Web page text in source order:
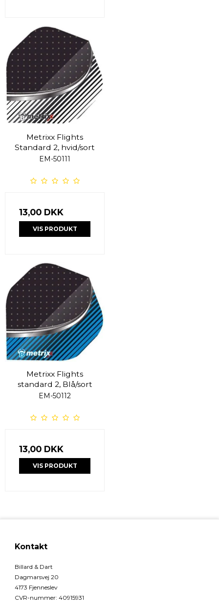
Metrixx Flights
Standard 2, hvid/sort
EM-50111
13,00 DKK
VIS PRODUKT
Metrixx Flights
standard 2, Blå/sort
EM-50112
13,00 DKK
VIS PRODUKT
Kontakt
Billard & Dart
Dagmarsvej 20
4173 Fjenneslev
CVR-nummer: 40915931